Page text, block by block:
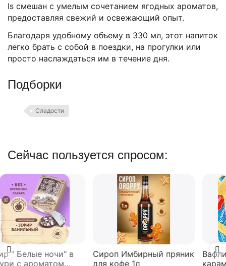
Is смешан с умелым сочетанием ягодных ароматов,
предоставляя свежий и освежающий опыт.
Благодаря удобному объему в 330 мл, этот напиток
легко брать с собой в поездки, на прогулки или
просто наслаждаться им в течение дня.
Подборки
Сладости
Сейчас пользуется спросом:
Сироп Имбирный пряник
для кофе 1л
Вафли Голландские с
карамельной начинкой